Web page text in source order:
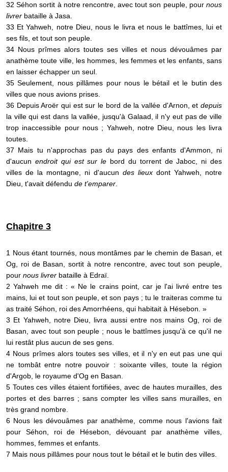
32 Séhon sortit à notre rencontre, avec tout son peuple, pour nous
livrer bataille à Jasa.
33 Et Yahweh, notre Dieu, nous le livra et nous le battîmes, lui et
ses fils, et tout son peuple.
34 Nous prîmes alors toutes ses villes et nous dévouâmes par
anathème toute ville, les hommes, les femmes et les enfants, sans
en laisser échapper un seul.
35 Seulement, nous pillâmes pour nous le bétail et le butin des
villes que nous avions prises.
36 Depuis Aroër qui est sur le bord de la vallée d'Arnon, et depuis
la ville qui est dans la vallée, jusqu'à Galaad, il n'y eut pas de ville
trop inaccessible pour nous ; Yahweh, notre Dieu, nous les livra
toutes.
37 Mais tu n'approchas pas du pays des enfants d'Ammon, ni
d'aucun endroit qui est sur le bord du torrent de Jaboc, ni des
villes de la montagne, ni d'aucun des lieux dont Yahweh, notre
Dieu, t'avait défendu de t'emparer
Chapitre 3
1 Nous étant tournés, nous montâmes par le chemin de Basan, et
Og, roi de Basan, sortit à notre rencontre, avec tout son peuple,
pour nous livrer bataille à Edraï.
2 Yahweh me dit : « Ne le crains point, car je l'ai livré entre tes
mains, lui et tout son peuple, et son pays ; tu le traiteras comme tu
as traité Séhon, roi des Amorrhéens, qui habitait à Hésebon. »
3 Et Yahweh, notre Dieu, livra aussi entre nos mains Og, roi de
Basan, avec tout son peuple ; nous le battîmes jusqu'à ce qu'il ne
lui restât plus aucun de ses gens.
4 Nous prîmes alors toutes ses villes, et il n'y en eut pas une qui
ne tombât entre notre pouvoir : soixante villes, toute la région
d'Argob, le royaume d'Og en Basan.
5 Toutes ces villes étaient fortifiées, avec de hautes murailles, des
portes et des barres ; sans compter les villes sans murailles, en
très grand nombre.
6 Nous les dévouâmes par anathème, comme nous l'avions fait
pour Séhon, roi de Hésebon, dévouant par anathème villes,
hommes, femmes et enfants.
7 Mais nous pillâmes pour nous tout le bétail et le butin des villes.